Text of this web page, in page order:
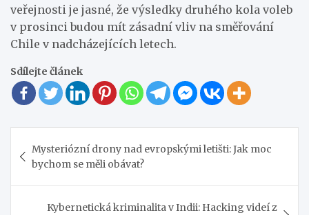
veřejnosti je jasné, že výsledky druhého kola voleb
v prosinci budou mít zásadní vliv na směřování
Chile v nadcházejících letech.
Sdílejte článek
pro
příspěvek
Mysteriózní drony nad evropskými letišti: Jak moc
bychom se měli obávat?
Kybernetická kriminalita v Indii: Hacking videí z